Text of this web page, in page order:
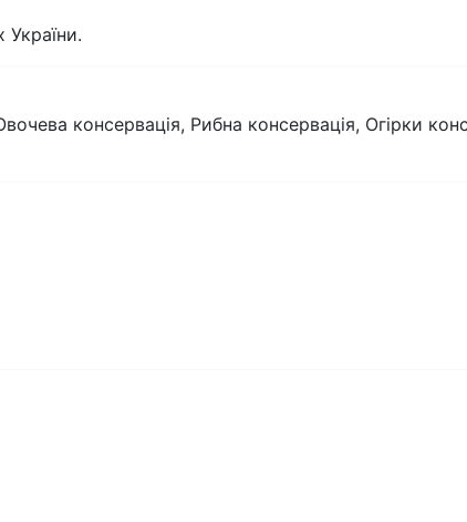
консервація, Рибна консервація, Огірки